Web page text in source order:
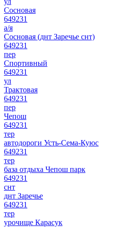
Сосновая
649231
а/я
Сосновая (днт Заречье снт)
649231
пер
Спортивный
649231
ул
Трактовая
649231
пер
Чепош
649231
тер
автодороги Усть-Сема-Куюс
649231
тер
база отдыха Чепош парк
649231
снт
днт Заречье
649231
тер
урочище Карасук